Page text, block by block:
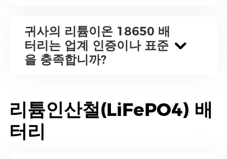
귀사의 리튬이온 18650 배
터리는 업계 인증이나 표준
을 충족합니까?
리튬인산철(LiFePO4) 배
터리